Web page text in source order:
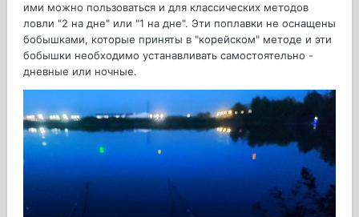
ими можно пользоваться и для классических методов
ловли "2 на дне" или "1 на дне". Эти поплавки не оснащены
бобышками, которые приняты в "корейском" методе и эти
бобышки необходимо устанавливать самостоятельно -
дневные или ночные.